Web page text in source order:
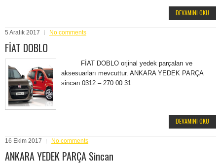
DEVAMINI OKU
5 Aralık 2017 No comments
FİAT DOBLO
FİAT DOBLO orjinal yedek parçaları ve
aksesuarları mevcuttur. ANKARA YEDEK PARÇA
sincan 0312 – 270 00 31
DEVAMINI OKU
16 Ekim 2017 No comments
ANKARA YEDEK PARÇA Sincan